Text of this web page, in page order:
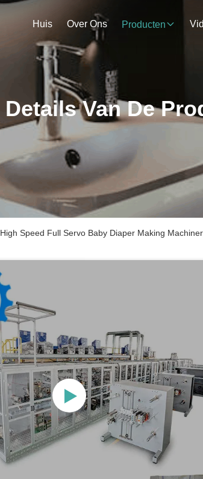
Huis Over Ons Producten
Details Van De
High Speed Full Servo Baby Diaper Making